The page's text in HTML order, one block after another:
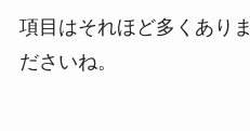
項目はそれほど多くあり
ださいね。